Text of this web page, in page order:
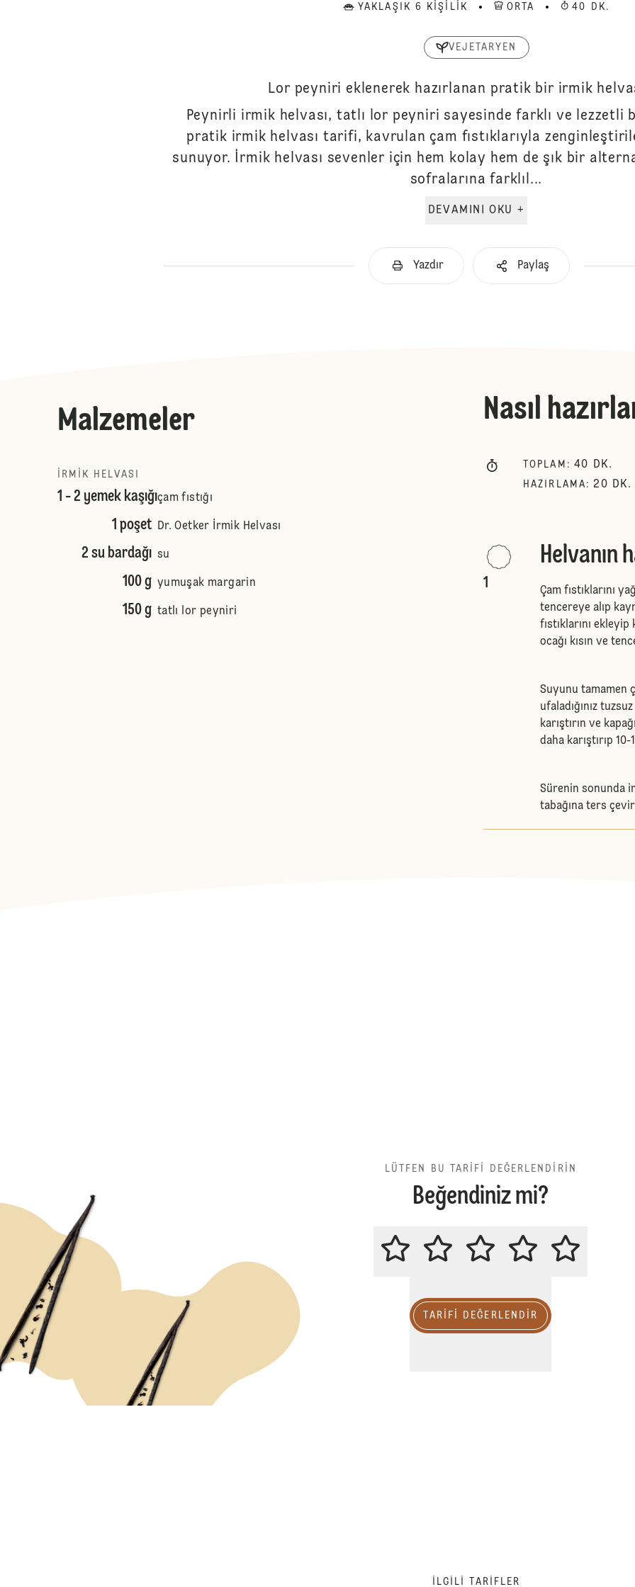
YAKLAŞIK 6 KIŞILIK ORTA 40 DK.
VEJETARYEN
Lor peyniri eklenerek hazırlanan pratik bir irmik
Peynirli irmik helvası, tatlı lor peyniri sayesinde farklı ve lezzetli
pratik irmik helvası tarifi, kavrulan çam fıstıklarıyla
sunuyor. İrmik helvası sevenler için hem kolay hem de şık bir
sofralarına farklıl...
DEVAMINI OKU +
Yazdır Paylaş
Malzemeler
İRMIK HELVASI
1 - 2 yemek kaşığıçam fıstığı
1 poşet Dr. Oetker İrmik Helvası
2 su bardağı su
100 g yumuşak margarin
150 g tatlı lor peyniri
Nasıl
TOPLAM : 40 DK.
HAZIRLAMA : 20 DK.
1
Helvanın
Çam fıstıklarını
tencereye alıp
fıstıklarını
ocağı kısın ve
Suyunu tamamen
ufaladığınız
karıştırın ve
daha karıştırıp
Sürenin sonunda
tabağına ters
LÜTFEN BU TARİFİ DEĞERLENDİRİN
Beğendiniz mi?
LÜTFEN BU TARİFİ
TARIFI DEĞERLENDİR
İLGILI TARIFLER